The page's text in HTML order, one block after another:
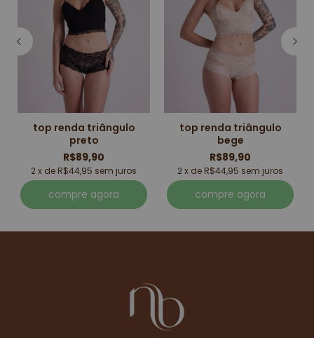
a camiseta branca feminina é um verdadeiro ícone
do guarda-roupa contemporâneo. atemporal e
democrática, ela combina com tudo e tem o
poder de transformar qualquer produção com um
toque de frescor. ideal para quem busca
praticidade, ela permite inúmeras combinações:
com saias, shorts, jeans ou outras calças femininas,
sempre com um ar leve e sofisticado.
como combinar a camiseta feminina com
estilo?
calça jeans de cintura alta e tênis. se a ideia é um
visual mais elaborado, adicione um blazer
estruturado, acessórios marcantes e uma sandália.
top renda triângulo
preto
R$89,90
2 x de R$44,95 sem juros
compre agora
top renda triângulo
bege
R$89,90
2 x de R$44,95 sem juros
compre agora